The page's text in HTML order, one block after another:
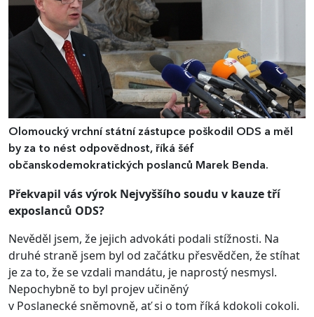
Olomoucký vrchní státní zástupce poškodil ODS a měl
by za to nést odpovědnost, říká šéf
občanskodemokratických poslanců Marek Benda.
Překvapil vás výrok Nejvyššího soudu v kauze tří
exposlanců ODS?
Nevěděl jsem, že jejich advokáti podali stížnosti. Na
druhé straně jsem byl od začátku přesvědčen, že stíhat
je za to, že se vzdali mandátu, je naprostý nesmysl.
Nepochybně to byl projev učiněný
v Poslanecké sněmovně, ať si o tom říká kdokoli cokoli.